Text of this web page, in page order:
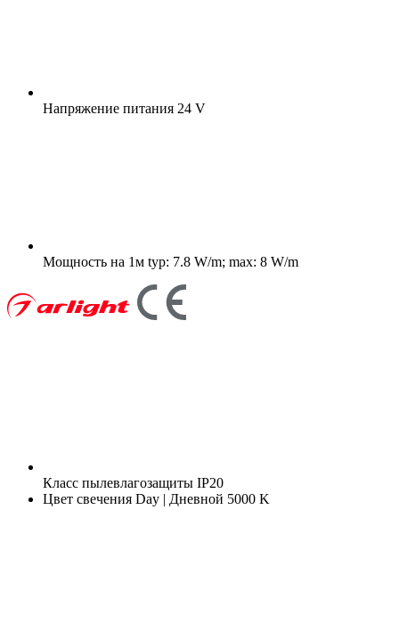
Напряжение питания 24 V
Мощность на 1м typ: 7.8 W/m; max: 8 W/m
Класс пылевлагозащиты IP20
Цвет свечения Day | Дневной 5000 K